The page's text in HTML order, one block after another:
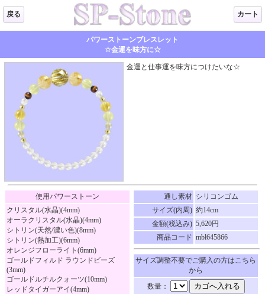
戻る カート
パワーストーンブレスレット
☆金運を味方に☆
金運と仕事運を味方につけたいな☆
使用パワーストーン
クリスタル(水晶)(4mm)
オーラクリスタル(水晶)(4mm)
シトリン(天然/濃い色)(8mm)
シトリン(熱加工)(6mm)
オレンジフローライト(6mm)
ゴールドフィルド ラウンドビーズ
(3mm)
ゴールドルチルクォーツ(10mm)
レッドタイガーアイ(4mm)
通し素材 シリコンゴム
サイズ(内周) 約14cm
金額(税込み) 5,620円
商品コード mbl645866
サイズ調整不要でご購入の方はこちら
から
数量：